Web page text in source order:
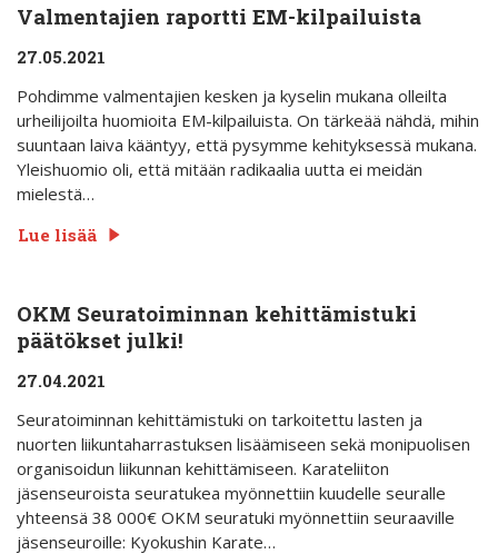
Valmentajien raportti EM-kilpailuista
27.05.2021
Pohdimme valmentajien kesken ja kyselin mukana olleilta
urheilijoilta huomioita EM-kilpailuista. On tärkeää nähdä, mihin
suuntaan laiva kääntyy, että pysymme kehityksessä mukana.
Yleishuomio oli, että mitään radikaalia uutta ei meidän
mielestä…
Lue lisää
OKM Seuratoiminnan kehittämistuki
päätökset julki!
27.04.2021
Seuratoiminnan kehittämistuki on tarkoitettu lasten ja
nuorten liikuntaharrastuksen lisäämiseen sekä monipuolisen
organisoidun liikunnan kehittämiseen. Karateliiton
jäsenseuroista seuratukea myönnettiin kuudelle seuralle
yhteensä 38 000€ OKM seuratuki myönnettiin seuraaville
jäsenseuroille: Kyokushin Karate…